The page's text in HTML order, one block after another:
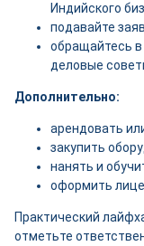
Индийского
подавайте
обращайтесь
деловые
Дополнительно:
арендовать
закупить
нанять и
оформить
Практический
отметьте